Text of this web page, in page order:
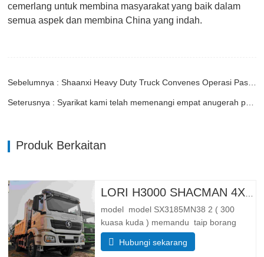
cemerlang untuk membina masyarakat yang baik dalam
semua aspek dan membina China yang indah.
Produk Berkaitan
model model SX3185MN38 2 ( 300
kuasa kuda ) memandu taip borang
memandu 4*4 Berat badan parameter
berat lengkap membendung jisim (kg)
Hubungi sekarang